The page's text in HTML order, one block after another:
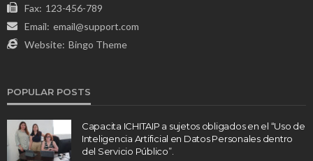
Fax: 123-456-789
Email: email@support.com
Website: Bingo Theme
POPULAR POSTS
Capacita ICHITAIP a sujetos obligados en el “Uso de
Inteligencia Artificial en Datos Personales dentro
del Servicio Público”.